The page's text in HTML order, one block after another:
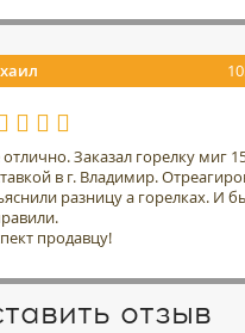
отлично. Заказал горелку миг
в г. Владимир.
разницу а горелках. И
продавцу!
отзыв